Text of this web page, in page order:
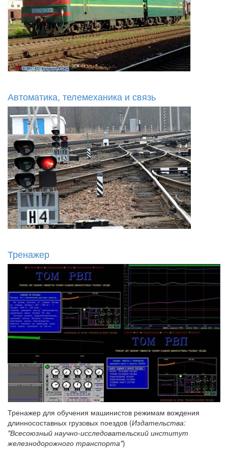
Автоматика, телемеханика и связь
Тренажер
Тренажер для обучения машинистов режимам вождения
длинносоставных грузовых поездов (Издательства:
"Всесоюзный научно-исследовательский институт
железнодорожного транспорта")